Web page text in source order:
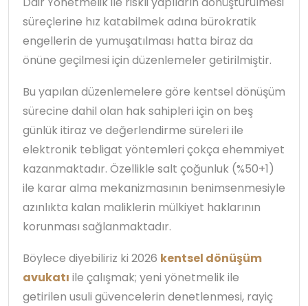
süreçlerine hız katabilmek adına bürokratik
engellerin de yumuşatılması hatta biraz da
önüne geçilmesi için düzenlemeler getirilmiştir.
Bu yapılan düzenlemelere göre kentsel dönüşüm
sürecine dahil olan hak sahipleri için on beş
günlük itiraz ve değerlendirme süreleri ile
elektronik tebligat yöntemleri çokça ehemmiyet
kazanmaktadır. Özellikle salt çoğunluk (%50+1)
ile karar alma mekanizmasının benimsenmesiyle
azınlıkta kalan maliklerin mülkiyet haklarının
korunması sağlanmaktadır.
Böylece diyebiliriz ki 2026 kentsel dönüşüm
avukatı ile çalışmak; yeni yönetmelik ile
getirilen usuli güvencelerin denetlenmesi, rayiç